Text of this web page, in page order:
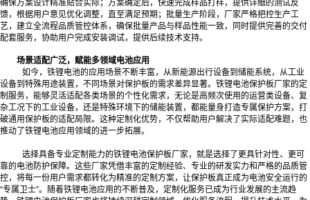
确保方案设计精准贴合实际；方案确定后，快速完成样品打样，提供详细的测试反
馈，根据用户意见优化调整，直至满足预期；批量生产阶段，厂家严格把控生产工
艺，建立全流程品质管控体系，确保批量产品与样品性能一致，同时提供完善的交付
配套服务，协助用户完成安装调试，提供后续技术支持。
场景适配广泛，赋能多领域电池应用
如今，铁锂电池的应用场景不断丰富，从新能源出行设备到储能系统，从工业
设备到特殊用途装置，不同场景对保护板的需求差异显著。铁锂电池保护板厂家的定
制服务，能够灵活适配各类场景的个性化需求，无论是高频次使用的运营类设备、复
杂工况下的工业设备，还是特殊环境下的储能装置，都能量身打造专属保护方案，打
破通用保护板的适配局限。这种定制化优势，不仅帮助用户解决了实际适配难题，也
推动了铁锂电池应用领域的进一步拓展。
选择具备专业定制能力的铁锂电池保护板厂家，就是选择了更具针对性、更可
靠的电池防护保障。这些厂家凭借丰富的定制经验、专业的研发实力和严格的品质管
控，将每一份用户需求都转化为精准的定制方案，让保护板真正成为电池安全运行的
“专属卫士”。随着铁锂电池应用的不断普及，定制化服务已成为行业发展的主流趋